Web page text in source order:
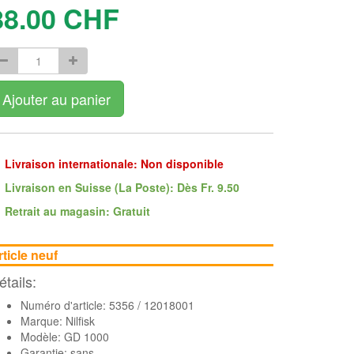
CHF
Ajouter au panier
Livraison internationale: Non disponible
Livraison en Suisse (La Poste): Dès Fr. 9.50
Retrait au magasin: Gratuit
neuf
Numéro d'article: 5356 / 12018001
Marque: Nilfisk
Modèle: GD 1000